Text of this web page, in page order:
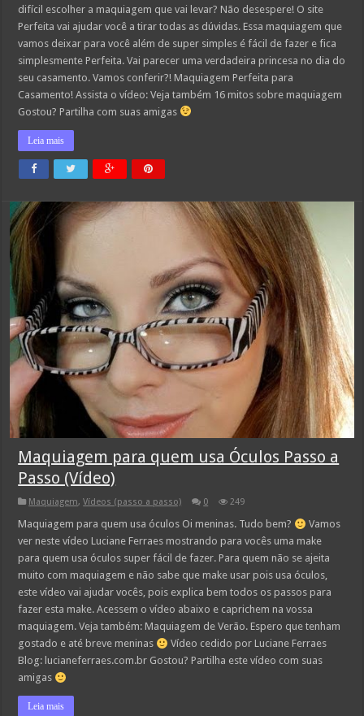
Casamento
difícil escolher a maquiagem que vai levar? Não desespere! O site
Perfeita vai ajudar você a tirar todas as dúvidas. Essa maquiagem que
vamos deixar para você além de super simples é fácil de fazer e fica
simplesmente Perfeita. Vai parecer uma verdadeira princesa no dia do
seu casamento. Vamos conferir?! Maquiagem Perfeita para
Casamento! Assista o vídeo: Veja também 16 mitos sobre maquiagem
Gostou? Partilha com suas amigas
Leia mais
Maquiagem para quem usa Óculos Passo a
Passo (Vídeo)
Maquiagem,Vídeos (passo a passo) 0 249
Maquiagem para quem usa óculos Oi meninas. Tudo bem?
Vamos
ver neste vídeo Luciane Ferraes mostrando para vocês uma make
para quem usa óculos super fácil de fazer. Para quem não se ajeita
muito com maquiagem e não sabe que make usar pois usa óculos,
este vídeo vai ajudar vocês, pois explica bem todos os passos para
fazer esta make. Acessem o vídeo abaixo e caprichem na vossa
maquiagem. Veja também: Maquiagem de Verão. Espero que tenham
gostado e até breve meninas
Vídeo cedido por Luciane Ferraes
Blog: lucianeferraes.com.br Gostou? Partilha este vídeo com suas
amigas
Leia mais